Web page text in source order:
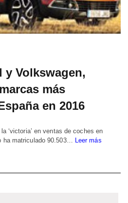
y Volkswagen,
más
en 2016
‘victoria’ en ventas de coches en
ha matriculado 90.503… Leer más